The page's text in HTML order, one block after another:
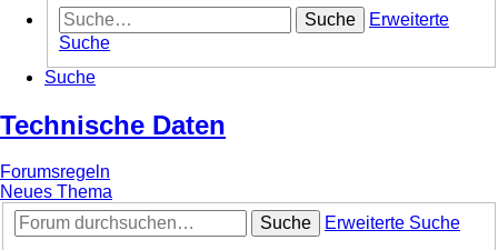
Suche
Erweiterte
Suche
Suche
Technische Daten
Forumsregeln
Neues Thema
Suche
Erweiterte Suche